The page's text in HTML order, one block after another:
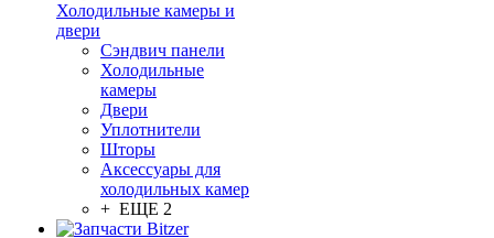
Холодильные камеры и
двери
Сэндвич панели
Холодильные
камеры
Двери
Уплотнители
Шторы
Аксессуары для
холодильных камер
+ ЕЩЕ 2